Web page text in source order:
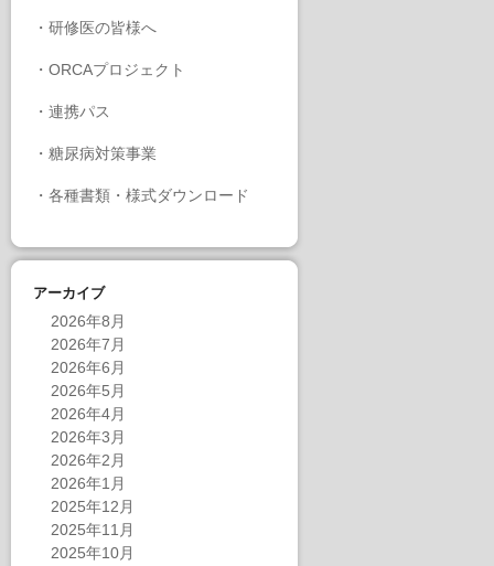
・ 研修医の皆様へ
・ ORCAプロジェクト
・ 連携パス
・ 糖尿病対策事業
・ 各種書類・様式ダウンロード
アーカイブ
2026年8月
2026年7月
2026年6月
2026年5月
2026年4月
2026年3月
2026年2月
2026年1月
2025年12月
2025年11月
2025年10月